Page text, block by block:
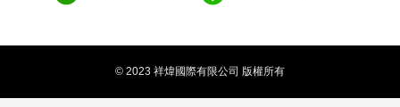
© 2023 祥煒國際有限公司 版權所有